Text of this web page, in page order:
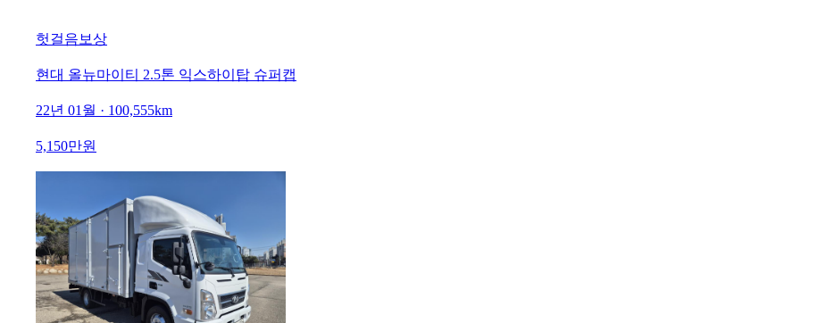
헛걸음보상
현대 올뉴마이티 2.5톤 익스하이탑 슈퍼캡
22년 01월 · 100,555km
5,150만원